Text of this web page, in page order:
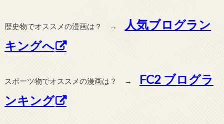
歴史物でオススメの漫画は？ →
人気ブログラン
キングへ
スポーツ物でオススメの漫画は？ →
FC2 ブログラ
ンキング